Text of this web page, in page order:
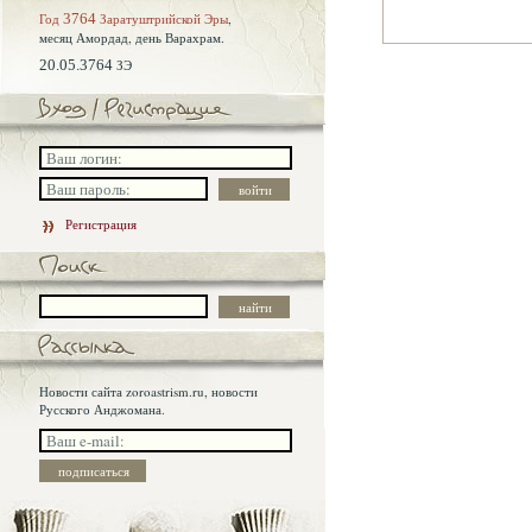
Год 3764 Заратуштрийской Эры,
месяц Амордад, день Варахрам.
20.05.3764 ЗЭ
Регистрация
Новости сайта zoroastrism.ru, новости
Русского Анджомана.